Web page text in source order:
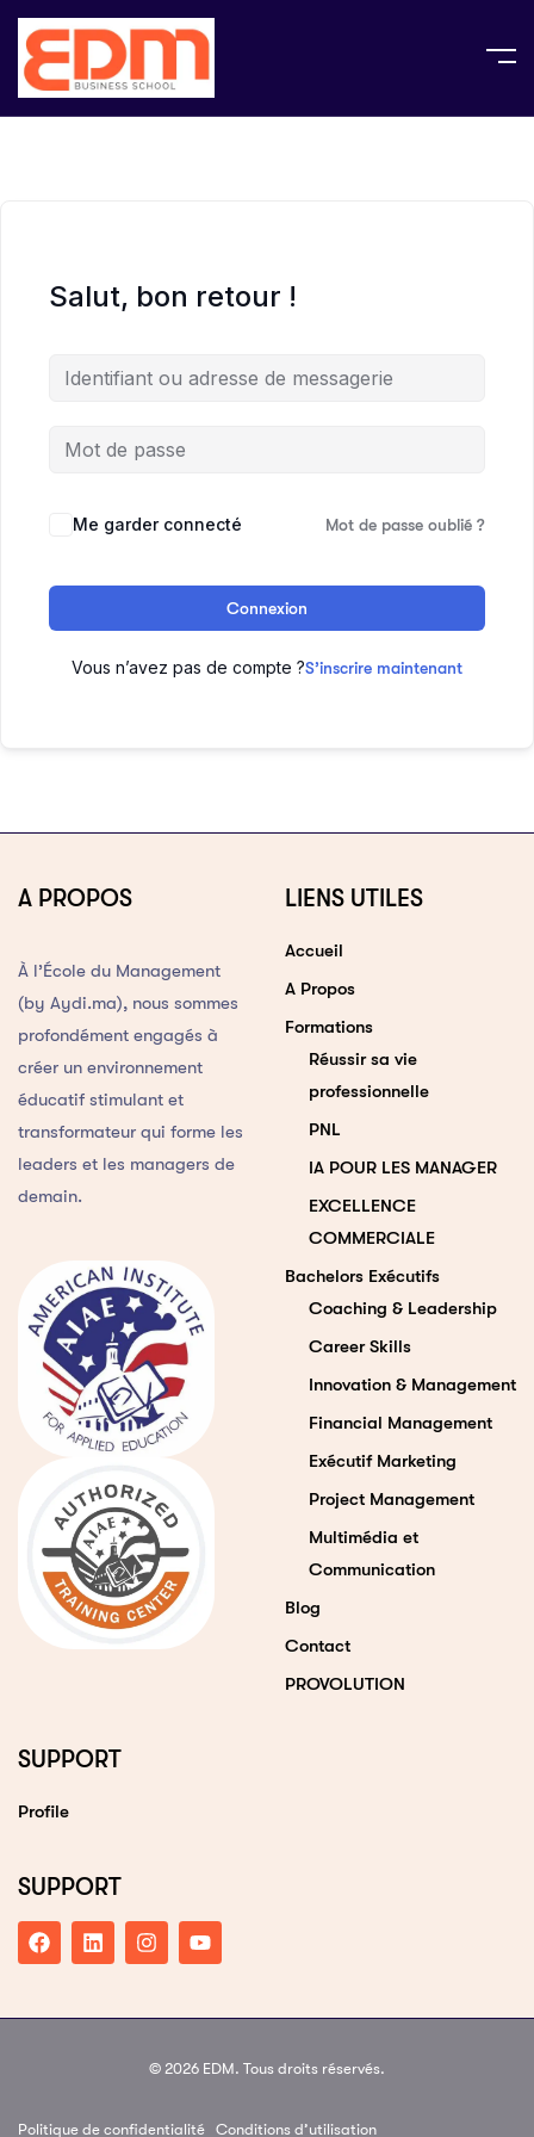
Salut, bon retour !
Me garder connecté Mot de passe oublié ?
Connexion
Vous n’avez pas de compte ?S’inscrire maintenant
A PROPOS
À l’École du Management
(by Aydi.ma), nous sommes
profondément engagés à
créer un environnement
éducatif stimulant et
transformateur qui forme les
leaders et les managers de
demain.
LIENS UTILES
Accueil
A Propos
Formations
Réussir sa vie
professionnelle
PNL
IA POUR LES MANAGER
EXCELLENCE
COMMERCIALE
Bachelors Exécutifs
Coaching & Leadership
Career Skills
Innovation & Management
Financial Management
Exécutif Marketing
Project Management
Multimédia et
Communication
Blog
Contact
PROVOLUTION
SUPPORT
Profile
SUPPORT
© 2026 EDM. Tous droits réservés.
Politique de confidentialité Conditions d’utilisation